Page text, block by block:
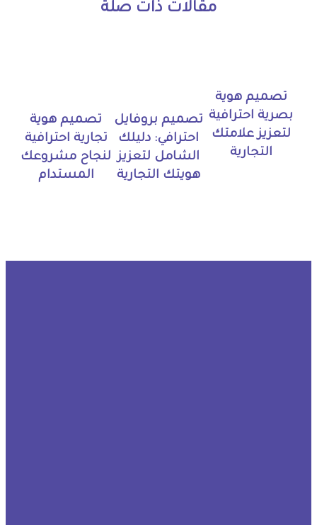
مقالات ذات صلة
تصميم هوية
بصرية احترافية
لتعزيز علامتك
التجارية
تصميم بروفايل
احترافي: دليلك
الشامل لتعزيز
هويتك التجارية
تصميم هوية
تجارية احترافية
لنجاح مشروعك
المستدام